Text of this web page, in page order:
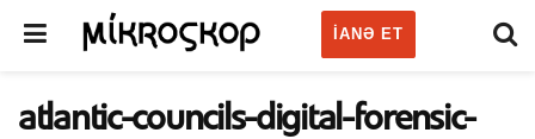
IANƏ ET
atlantic-councils-digital-forensic-